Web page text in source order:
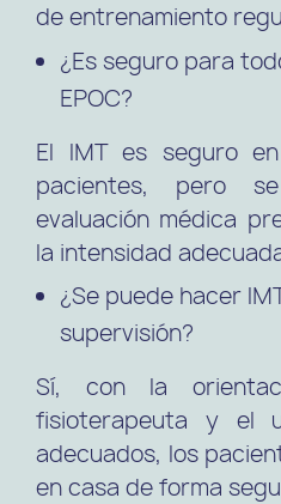
de entrenamiento
¿Es seguro para
EPOC?
El IMT es seguro
pacientes, pero
evaluación médica
la intensidad
¿Se puede hacer
supervisión?
Sí, con la
fisioterapeuta y el
adecuados, los
en casa de forma